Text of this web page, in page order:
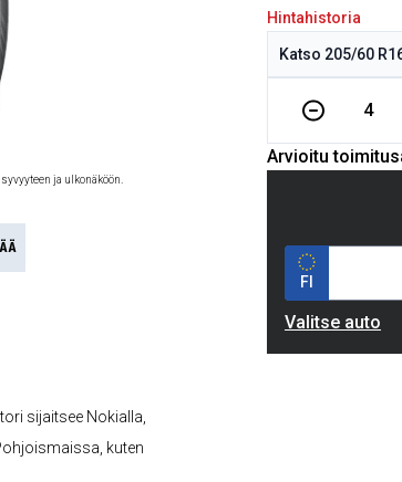
Hintahistoria
4
Arvioitu
FI
Valitse auto
ja ulkonäköön.
sijaitsee Nokialla,
kuten